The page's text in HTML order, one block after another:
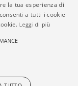
italia.it
della
normativa in
dei
by
la tua esperienza di
a tutti i cookie
Leggi di più